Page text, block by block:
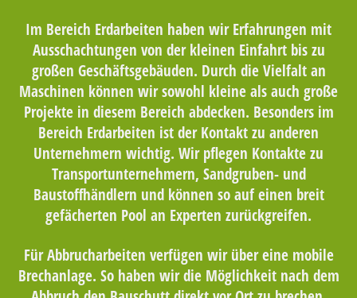
Im Bereich Erdarbeiten haben wir Erfahrungen mit
Ausschachtungen von der kleinen Einfahrt bis zu
großen Geschäftsgebäuden. Durch die Vielfalt an
Maschinen können wir sowohl kleine als auch große
Projekte in diesem Bereich abdecken. Besonders im
Bereich Erdarbeiten ist der Kontakt zu anderen
Unternehmern wichtig. Wir pflegen Kontakte zu
Transportunternehmern, Sandgruben- und
Baustoffhändlern und können so auf einen breit
gefächerten Pool an Experten zurückgreifen.
Für Abbrucharbeiten verfügen wir über eine mobile
Brechanlage. So haben wir die Möglichkeit nach dem